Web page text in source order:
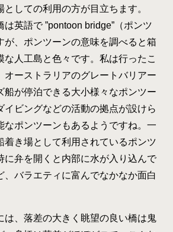
としての利用の方が目立ちます。
英語で ”pontoon bridge”（ポンツ
が、ポンツーンの意味を調べると箱
な人工島と色々です。私は行ったこ
オーストラリアのグレートバリアー
船が停泊できる大小様々なポンツー
イビングなどの活動の拠点が設けら
なポンツーンもあるようですね。一
着き場として利用されているポンツ
に弁を開くと内部に水が入り込んで
、バラエティに富んでなかなか面白
、落差の大きく眺望の良い橋は鬼